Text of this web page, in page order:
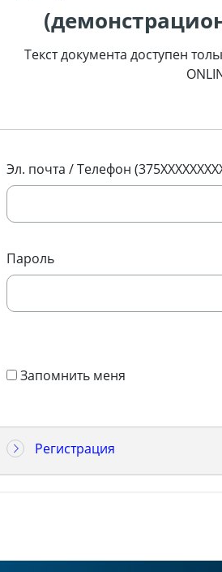
Текст документа доступен
Эл. почта / Телефон
Пароль
Запомнить меня
Регистрация